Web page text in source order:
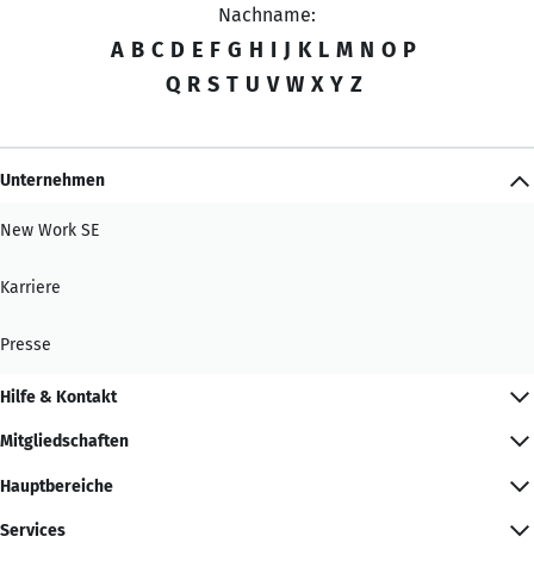
Nachname:
A B C D E F G H I J K L M N O P
Q R S T U V W X Y Z
Unternehmen
New Work SE
Karriere
Presse
Hilfe & Kontakt
Mitgliedschaften
Hauptbereiche
Services